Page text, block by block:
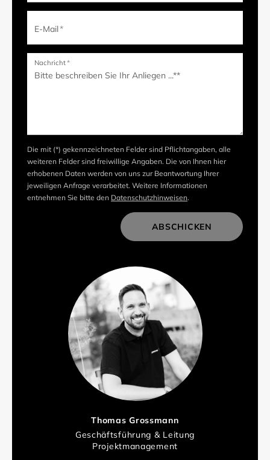
Thomas Grossmann
Geschäftsführung & Leitung
Projektmanagement
E-Mail*
Nachricht*
Die mit (*) gekennzeichneten Felder sind Pflichtangaben, alle
weiteren Felder sind freiwillige Angaben. Die von Ihnen hier
erhobenen Daten werden von uns zur Beantwortung Ihrer
jeweiligen Anfrage verarbeitet. Weitere Informationen
entnehmen Sie bitte den Datenschutzhinweisen.
ABSCHICKEN